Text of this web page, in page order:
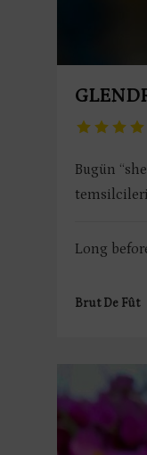
Bugün
Long
Brut De Fût